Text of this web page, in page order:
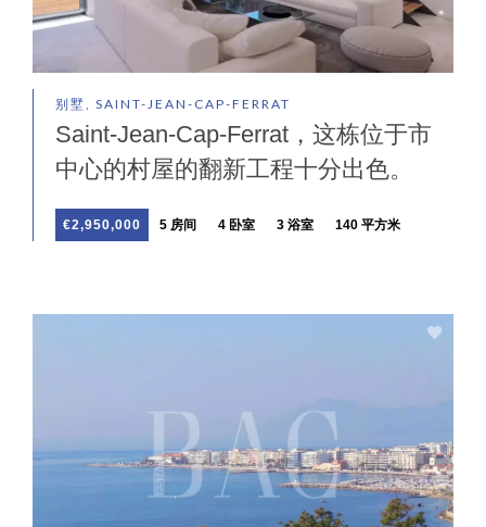
别墅, SAINT-JEAN-CAP-FERRAT
Saint-Jean-Cap-Ferrat，这栋位于市
中心的村屋的翻新工程十分出色。
€2,950,000 5 房间 4 卧室 3 浴室 140 平方米